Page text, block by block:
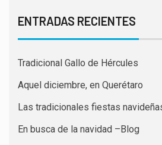
ENTRADAS RECIENTES
Tradicional Gallo de Hércules
Aquel diciembre, en Querétaro
Las tradicionales fiestas
En busca de la navidad –Blog